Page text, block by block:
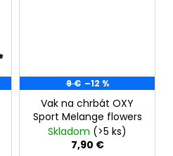
9 € –12 %
Vak na chrbát OXY
Sport Melange flowers
Skladom (>5 ks)
7,90 €